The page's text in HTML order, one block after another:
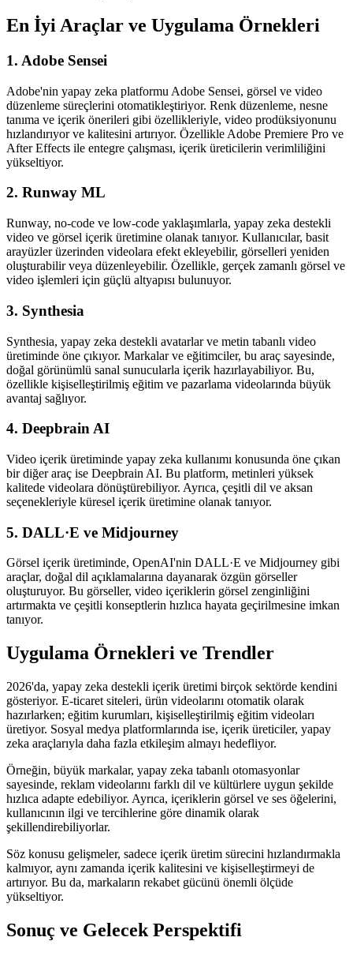
En İyi Araçlar ve Uygulama Örnekleri
1. Adobe Sensei
Adobe'nin yapay zeka platformu Adobe Sensei, görsel ve video
düzenleme süreçlerini otomatikleştiriyor. Renk düzenleme, nesne
tanıma ve içerik önerileri gibi özellikleriyle, video prodüksiyonunu
hızlandırıyor ve kalitesini artırıyor. Özellikle Adobe Premiere Pro ve
After Effects ile entegre çalışması, içerik üreticilerin verimliliğini
yükseltiyor.
2. Runway ML
Runway, no-code ve low-code yaklaşımlarla, yapay zeka destekli
video ve görsel içerik üretimine olanak tanıyor. Kullanıcılar, basit
arayüzler üzerinden videolara efekt ekleyebilir, görselleri yeniden
oluşturabilir veya düzenleyebilir. Özellikle, gerçek zamanlı görsel ve
video işlemleri için güçlü altyapısı bulunuyor.
3. Synthesia
Synthesia, yapay zeka destekli avatarlar ve metin tabanlı video
üretiminde öne çıkıyor. Markalar ve eğitimciler, bu araç sayesinde,
doğal görünümlü sanal sunucularla içerik hazırlayabiliyor. Bu,
özellikle kişiselleştirilmiş eğitim ve pazarlama videolarında büyük
avantaj sağlıyor.
4. Deepbrain AI
Video içerik üretiminde yapay zeka kullanımı konusunda öne çıkan
bir diğer araç ise Deepbrain AI. Bu platform, metinleri yüksek
kalitede videolara dönüştürebiliyor. Ayrıca, çeşitli dil ve aksan
seçenekleriyle küresel içerik üretimine olanak tanıyor.
5. DALL·E ve Midjourney
Görsel içerik üretiminde, OpenAI'nin DALL·E ve Midjourney gibi
araçlar, doğal dil açıklamalarına dayanarak özgün görseller
oluşturuyor. Bu görseller, video içeriklerin görsel zenginliğini
artırmakta ve çeşitli konseptlerin hızlıca hayata geçirilmesine imkan
tanıyor.
Uygulama Örnekleri ve Trendler
2026'da, yapay zeka destekli içerik üretimi birçok sektörde kendini
gösteriyor. E-ticaret siteleri, ürün videolarını otomatik olarak
hazırlarken; eğitim kurumları, kişiselleştirilmiş eğitim videoları
üretiyor. Sosyal medya platformlarında ise, içerik üreticiler, yapay
zeka araçlarıyla daha fazla etkileşim almayı hedefliyor.
Örneğin, büyük markalar, yapay zeka tabanlı otomasyonlar
sayesinde, reklam videolarını farklı dil ve kültürlere uygun şekilde
hızlıca adapte edebiliyor. Ayrıca, içeriklerin görsel ve ses öğelerini,
kullanıcının ilgi ve tercihlerine göre dinamik olarak
şekillendirebiliyorlar.
Söz konusu gelişmeler, sadece içerik üretim sürecini hızlandırmakla
kalmıyor, aynı zamanda içerik kalitesini ve kişiselleştirmeyi de
artırıyor. Bu da, markaların rekabet gücünü önemli ölçüde
yükseltiyor.
Sonuç ve Gelecek Perspektifi